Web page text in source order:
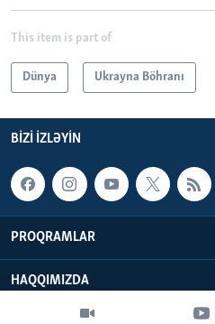
This item is part of
Dünya Ukrayna Böhranı
BIZI IZLƏYIN
PROQRAMLAR
HAQQIMIZDA